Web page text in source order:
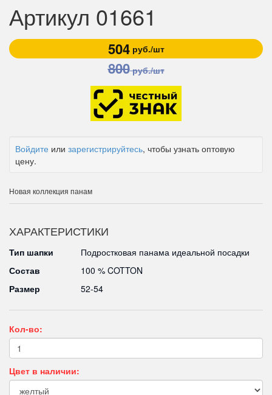
Артикул 01661
504руб./шт
800руб./шт
Войдите или зарегистрируйтесь, чтобы узнать оптовую
цену.
Новая коллекция панам
ХАРАКТЕРИСТИКИ
Тип шапки
Подростковая панама идеальной посадки
Состав
100 % COTTON
Размер
52-54
Кол-во:
Цвет в наличии: